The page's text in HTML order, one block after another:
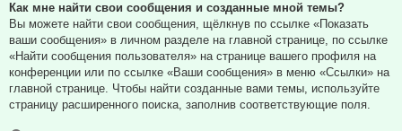
Как мне найти свои сообщения и созданные мной темы?
Вы можете найти свои сообщения, щёлкнув по ссылке «Показать
ваши сообщения» в личном разделе на главной странице, по ссылке
«Найти сообщения пользователя» на странице вашего профиля на
конференции или по ссылке «Ваши сообщения» в меню «Ссылки» на
главной странице. Чтобы найти созданные вами темы, используйте
страницу расширенного поиска, заполнив соответствующие поля.